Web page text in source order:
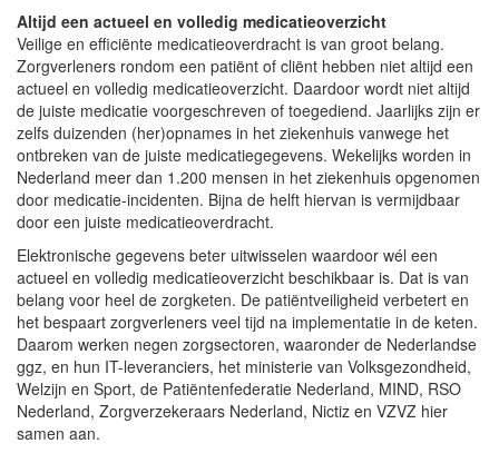
Altijd een actueel en volledig medicatieoverzicht
Veilige en efficiënte medicatieoverdracht is van groot belang.
Zorgverleners rondom een patiënt of cliënt hebben niet altijd een
actueel en volledig medicatieoverzicht. Daardoor wordt niet altijd
de juiste medicatie voorgeschreven of toegediend. Jaarlijks zijn er
zelfs duizenden (her)opnames in het ziekenhuis vanwege het
ontbreken van de juiste medicatiegegevens. Wekelijks worden in
Nederland meer dan 1.200 mensen in het ziekenhuis opgenomen
door medicatie-incidenten. Bijna de helft hiervan is vermijdbaar
door een juiste medicatieoverdracht.
Elektronische gegevens beter uitwisselen waardoor wél een
actueel en volledig medicatieoverzicht beschikbaar is. Dat is van
belang voor heel de zorgketen. De patiëntveiligheid verbetert en
het bespaart zorgverleners veel tijd na implementatie in de keten.
Daarom werken negen zorgsectoren, waaronder de Nederlandse
ggz, en hun IT-leveranciers, het ministerie van Volksgezondheid,
Welzijn en Sport, de Patiëntenfederatie Nederland, MIND, RSO
Nederland, Zorgverzekeraars Nederland, Nictiz en VZVZ hier
samen aan.